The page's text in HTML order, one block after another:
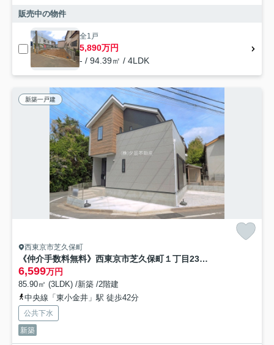
販売中の物件
全1戸
5,890万円
- / 94.39㎡ / 4LDK
新築一戸建
西東京市芝久保町
《仲介手数料無料》西東京市芝久保町１丁目23-19新築一戸建てケイアイグレイス
6,599万円
85.90㎡ (3LDK) /新築 /2階建
中央線「東小金井」駅 徒歩42分
公共下水
新築